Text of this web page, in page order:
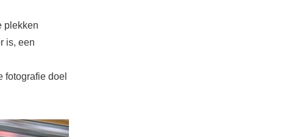
plekken
is, een
fotografie doel